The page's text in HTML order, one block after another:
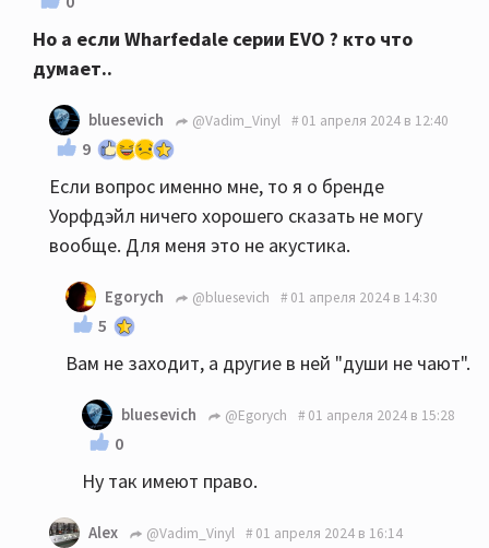
Но а если Wharfedale серии EVO ? кто что
думает..
bluesevich @Vadim_Vinyl 01 апреля 2024 в 12:40
9
Если вопрос именно мне, то я о бренде
Уорфдэйл ничего хорошего сказать не могу
вообще. Для меня это не акустика.
Egorych @bluesevich 01 апреля 2024 в 14:30
5
Вам не заходит, а другие в ней "души не чают".
bluesevich @Egorych 01 апреля 2024 в 15:28
0
Ну так имеют право.
Alex @Vadim_Vinyl 01 апреля 2024 в 16:14